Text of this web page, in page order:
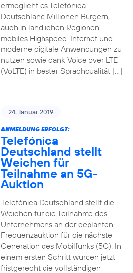
ermöglicht es Telefónica
Deutschland Millionen Bürgern,
auch in ländlichen Regionen
mobiles Highspeed-Internet und
moderne digitale Anwendungen zu
nutzen sowie dank Voice over LTE
(VoLTE) in bester Sprachqualität […]
24. Januar 2019
ANMELDUNG ERFOLGT:
Telefónica
Deutschland stellt
Weichen für
Teilnahme an 5G-
Auktion
Telefónica Deutschland stellt die
Weichen für die Teilnahme des
Unternehmens an der geplanten
Frequenzauktion für die nächste
Generation des Mobilfunks (5G). In
einem ersten Schritt wurden jetzt
fristgerecht die vollständigen